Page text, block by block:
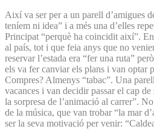
Així va ser per a un parell d’amigues
teníem ni idea” i a més una d’elles
Principat “perquè ha coincidit així”.
al país, tot i que feia anys que no
reservar l’estada era “fer una ruta”
els va fer canviar els plans i van optar
Compres? Almenys “tabac”. Una
vacances i van decidir passar el cap
la sorpresa de l’animació al carrer”.
de la música, que van trobar “la mar
ser la seva motivació per venir: